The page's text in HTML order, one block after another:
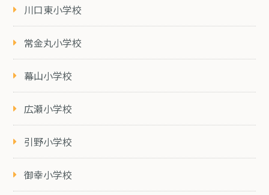
川口東小学校
常金丸小学校
幕山小学校
広瀬小学校
引野小学校
御幸小学校